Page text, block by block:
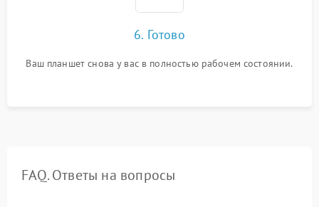
6. Готово
Ваш планшет снова у вас в полностью рабочем состоянии.
FAQ. Ответы на вопросы